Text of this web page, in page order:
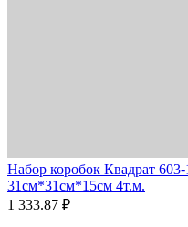
Набор коробок Квадрат
31см*31см*15см 4т.м.
1 333.87 ₽